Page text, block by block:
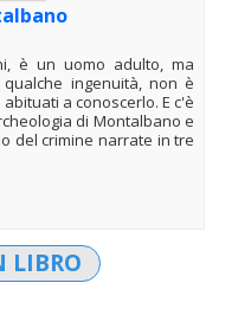
è un uomo adulto, ma
ingenuità, non è
a conoscerlo. E c'è
di Montalbano e
del crimine narrate in tre
LIBRO